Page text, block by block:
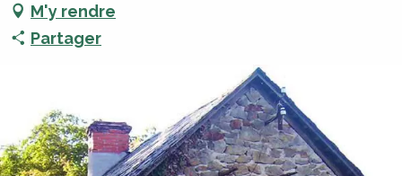
M'y rendre
Partager